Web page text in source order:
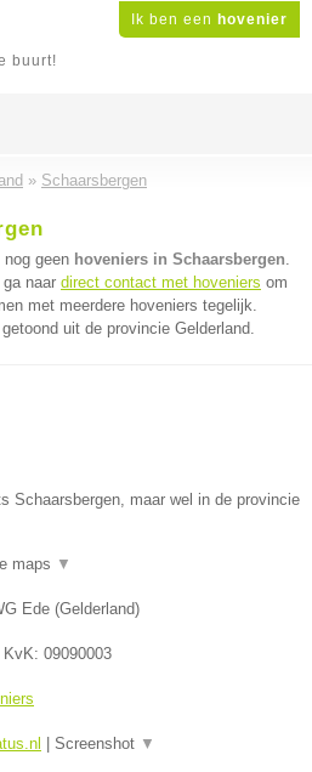
Ik ben een hovenier
buurt!
» Schaarsbergen
nog geen hoveniers in Schaarsbergen.
naar direct contact met hoveniers om
met meerdere hoveniers tegelijk.
uit de provincie Gelderland.
Schaarsbergen, maar wel in de provincie
maps ▼
Ede (Gelderland)
KvK: 09090003
Screenshot ▼